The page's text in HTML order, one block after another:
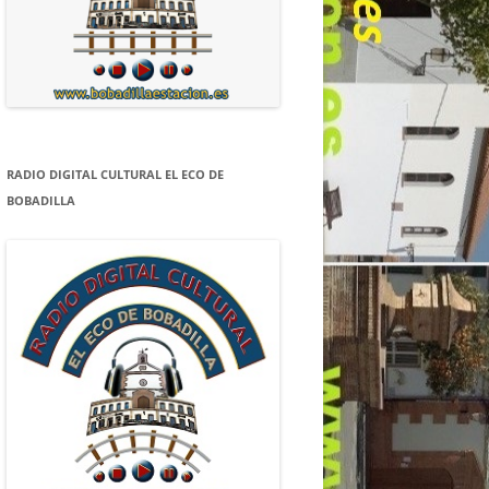
RADIO DIGITAL CULTURAL EL ECO DE
BOBADILLA